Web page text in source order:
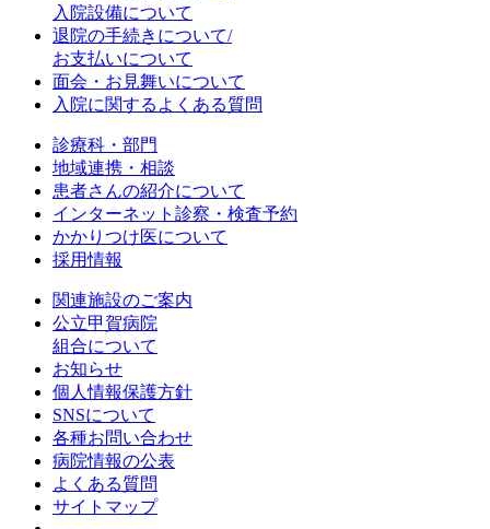
入院設備について
退院の手続きについて/
お支払いについて
面会・お見舞いについて
入院に関するよくある質問
診療科・部門
地域連携・相談
患者さんの紹介について
インターネット診察・検査予約
かかりつけ医について
採用情報
関連施設のご案内
公立甲賀病院
組合について
お知らせ
個人情報保護方針
SNSについて
各種お問い合わせ
病院情報の公表
よくある質問
サイトマップ